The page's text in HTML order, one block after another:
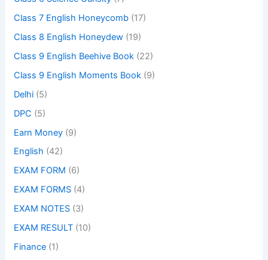
Class 7 English Honeycomb (17)
Class 8 English Honeydew (19)
Class 9 English Beehive Book (22)
Class 9 English Moments Book (9)
Delhi (5)
DPC (5)
Earn Money (9)
English (42)
EXAM FORM (6)
EXAM FORMS (4)
EXAM NOTES (3)
EXAM RESULT (10)
Finance (1)